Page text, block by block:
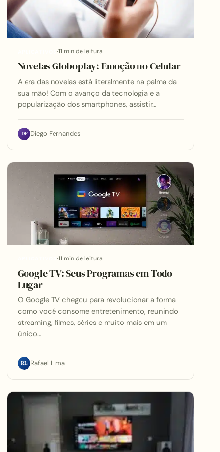
11 min de leitura
Novelas Globoplay: Emoção no Celular
A era das novelas está literalmente na palma da
sua mão! Com o avanço da tecnologia e a
popularização dos smartphones, assistir…
DF Diego Fernandes
11 min de leitura
Google TV: Seus Programas em Todo
Lugar
O Google TV chegou para revolucionar a forma
como você consome entretenimento, reunindo
streaming, filmes, séries e muito mais em um
único…
RL Rafael Lima